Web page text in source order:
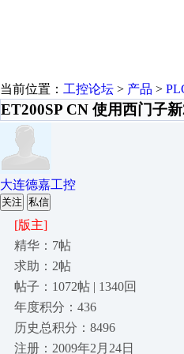
当前位置： 工控论坛 > 产品 >
ET200SP CN 使用西门子
大连德嘉工控
关注 私信
[版主]
精华：7帖
求助：2帖
帖子：1072帖 | 1340回
年度积分：436
历史总积分：8496
注册：2009年2月24日